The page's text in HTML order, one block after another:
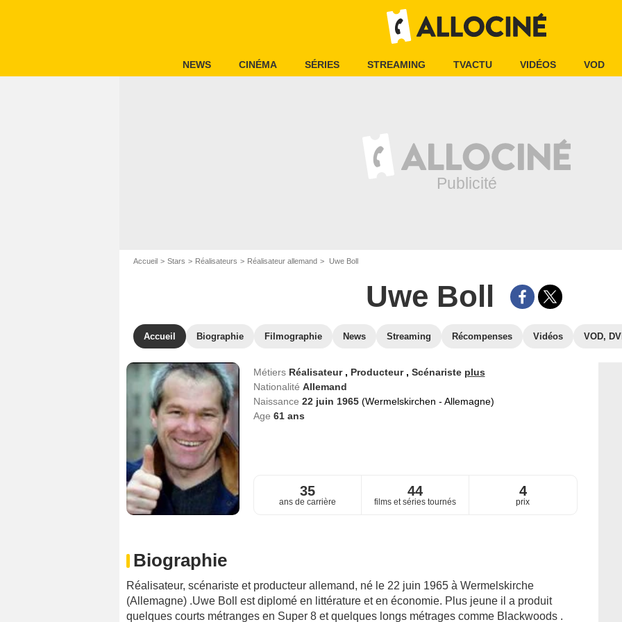
NEWS CINÉMA SÉRIES STREAMING TVACTU VIDÉOS VOD
Accueil Stars Réalisateurs Réalisateur allemand Uwe Boll
Uwe Boll
Accueil Biographie Filmographie News Streaming Récompenses Vidéos VOD,
Métiers Réalisateur , Producteur , Scénariste plus
Nationalité Allemand
Naissance 22 juin 1965 (Wermelskirchen - Allemagne)
Age 61ans
35
ans de carrière
44
films et séries tournés
4
prix
Biographie
Réalisateur, scénariste et producteur allemand, né le 22 juin 1965 à Wermelskirche
(Allemagne) .Uwe Boll est diplomé en littérature et en économie. Plus jeune il a produit
quelques courts métranges en Super 8 et quelques longs métrages comme Blackwoods .